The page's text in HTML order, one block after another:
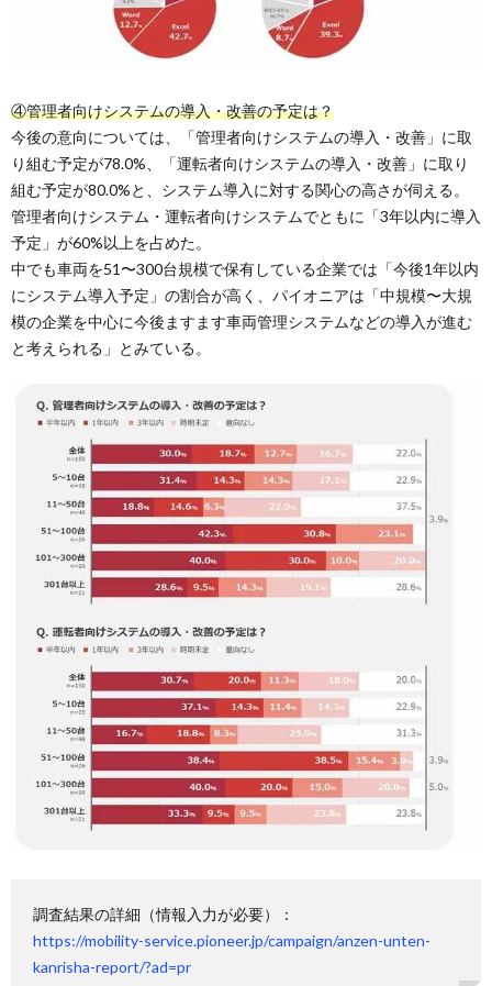
④管理者向けシステムの導入・改善の予定は？
今後の意向については、「管理者向けシステムの導入・改善」に取
り組む予定が78.0%、「運転者向けシステムの導入・改善」に取り
組む予定が80.0%と、システム導入に対する関心の高さが伺える。
管理者向けシステム・運転者向けシステムでともに「3年以内に導入
予定」が60%以上を占めた。
中でも車両を51〜300台規模で保有している企業では「今後1年以内
にシステム導入予定」の割合が高く、パイオニアは「中規模〜大規
模の企業を中心に今後ますます車両管理システムなどの導入が進む
と考えられる」とみている。
調査結果の詳細（情報入力が必要）：
https://mobility-service.pioneer.jp/campaign/anzen-unten-
kanrisha-report/?ad=pr